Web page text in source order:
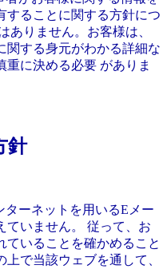
することに関する方針につ
ありません。お客様は、
関する身元がわかる詳細な
に決める必要 がありま
針
ターネットを用いるEメー
ていません。 従って、お
ていることを確かめること
で当該ウェブを通して、